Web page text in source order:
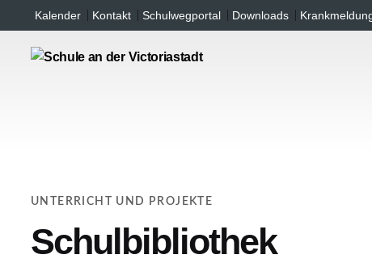
springen
to
content
Kalender Kontakt Schulwegportal Downloads
UNTERRICHT UND PROJEKTE
Schulbibliothek